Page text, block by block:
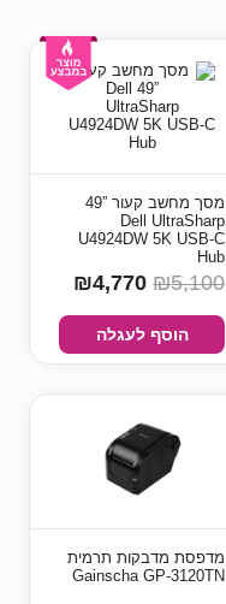
מסך מחשב קעור ‏”49
Dell UltraSharp
U4924DW 5K USB-C
Hub
₪5,100
הוסף לעגלה
מדפסת מדבקות תרמית
Gainscha GP-3120TN